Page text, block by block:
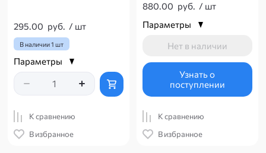
В наличии1 шт
295.00 руб. / шт
Параметры
К сравнению
В избранное
880.00 руб. / шт
Параметры
Нет в наличии
Узнать о
поступлении
К сравнению
В избранное